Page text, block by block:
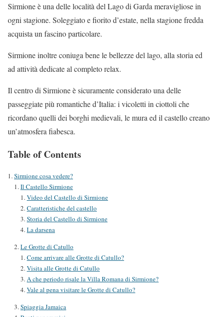
Sirmione è una delle località del Lago di Garda meravigliose in
ogni stagione. Soleggiato e fiorito d’estate, nella stagione fredda
acquista un fascino particolare.
Sirmione inoltre coniuga bene le bellezze del lago, alla storia ed
ad attività dedicate al completo relax.
Il centro di Sirmione è sicuramente considerato una delle
passeggiate più romantiche d’Italia: i vicoletti in ciottoli che
ricordano quelli dei borghi medievali, le mura ed il castello creano
un’atmosfera fiabesca.
Table of Contents
Sirmione cosa vedere?
Il Castello Sirmione
Video del Castello di Sirmione
Caratteristiche del castello
Storia del Castello di Sirmione
La darsena
Le Grotte di Catullo
Come arrivare alle Grotte di Catullo?
Visita alle Grotte di Catullo
A che periodo risale la Villa Romana di Sirmione?
Vale al pena visitare le Grotte di Catullo?
Spiaggia Jamaica